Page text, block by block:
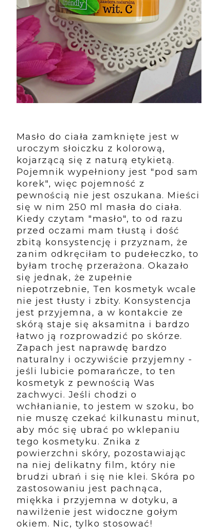
Masło do ciała zamknięte jest w
uroczym słoiczku z kolorową,
kojarzącą się z naturą etykietą.
Pojemnik wypełniony jest "pod sam
korek", więc pojemność z
pewnością nie jest oszukana. Mieści
się w nim 250 ml masła do ciała.
Kiedy czytam "masło", to od razu
przed oczami mam tłustą i dość
zbitą konsystencję i przyznam, że
zanim odkręciłam to pudełeczko, to
byłam trochę przerażona. Okazało
się jednak, że zupełnie
niepotrzebnie, Ten kosmetyk wcale
nie jest tłusty i zbity. Konsystencja
jest przyjemna, a w kontakcie ze
skórą staje się aksamitna i bardzo
łatwo ją rozprowadzić po skórze.
Zapach jest naprawdę bardzo
naturalny i oczywiście przyjemny -
jeśli lubicie pomarańcze, to ten
kosmetyk z pewnością Was
zachwyci. Jeśli chodzi o
wchłanianie, to jestem w szoku, bo
nie muszę czekać kilkunastu minut,
aby móc się ubrać po wklepaniu
tego kosmetyku. Znika z
powierzchni skóry, pozostawiając
na niej delikatny film, który nie
brudzi ubrań i się nie klei. Skóra po
zastosowaniu jest pachnąca,
miękka i przyjemna w dotyku, a
nawilżenie jest widoczne gołym
okiem. Nic, tylko stosować!